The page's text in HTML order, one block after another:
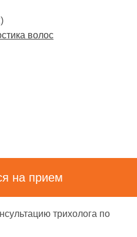
волос
на прием
трихолога по